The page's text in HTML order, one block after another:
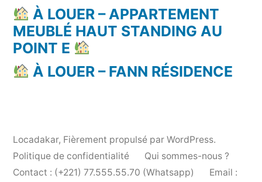
À LOUER – APPARTEMENT
MEUBLÉ HAUT STANDING AU
POINT E
À LOUER – FANN RÉSIDENCE
Locadakar, Fièrement propulsé par WordPress.
Politique de confidentialité
Qui sommes-nous ?
Contact : (+221) 77.555.55.70 (Whatsapp)
Email :